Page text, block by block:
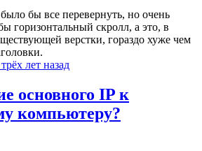
бы все перевернуть, но очень
горизонтальный скролл, а это, в
верстки, гораздо хуже чем
лет назад
основного IP к
компьютеру?